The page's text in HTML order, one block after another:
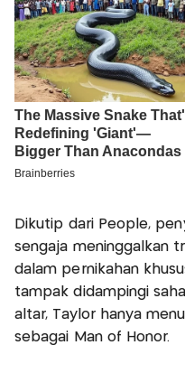
Dikutip dari People,
sengaja meninggalkan
dalam pernikahan
tampak didampingi
altar, Taylor hanya
sebagai Man of Honor.